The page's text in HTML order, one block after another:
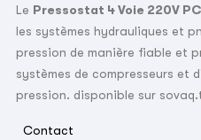
Le Pressostat 4 Voie 220V
les systèmes hydrauliques et
pression de manière fiable et
systèmes de compresseurs et
pression. disponible sur
Contact